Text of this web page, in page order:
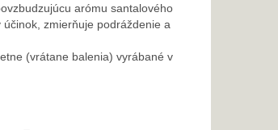
arómu santalového
zmierňuje podráždenie a
(vrátane balenia) vyrábané v